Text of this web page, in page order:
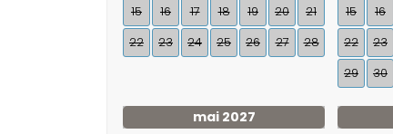
15
16 17 18 19 20
21
22
23 24 25 26 27 28
15
16
22
23
29
30
mai 2027